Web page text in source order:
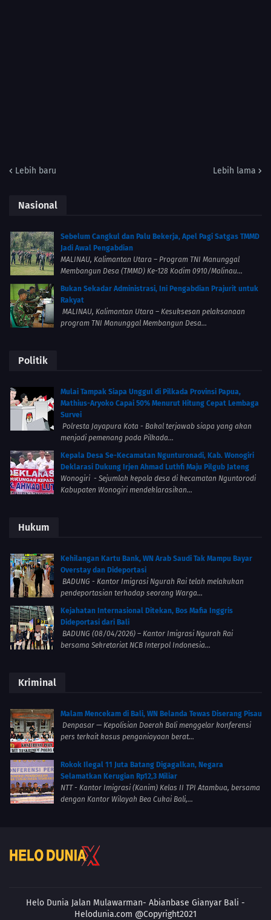
Lebih baru Lebih lama
Nasional
Sebelum Cangkul dan Palu Bekerja, Apel Pagi Satgas TMMD
Jadi Awal Pengabdian
MALINAU, Kalimantan Utara – Program TNI Manunggal
Membangun Desa (TMMD) Ke-128 Kodim 0910/Malinau...
Bukan Sekadar Administrasi, Ini Pengabdian Prajurit untuk
Rakyat
MALINAU, Kalimantan Utara – Kesuksesan pelaksanaan
program TNI Manunggal Membangun Desa...
Politik
Mulai Tampak Siapa Unggul di Pilkada Provinsi Papua,
Mathius-Aryoko Capai 50% Menurut Hitung Cepat Lembaga
Survei
Polresta Jayapura Kota - Bakal terjawab siapa yang akan
menjadi pemenang pada Pilkada...
Kepala Desa Se-Kecamatan Ngunturonadi, Kab. Wonogiri
Deklarasi Dukung Irjen Ahmad Luthfi Maju Pilgub Jateng
Wonogiri - Sejumlah kepala desa di kecamatan Nguntorodi
Kabupaten Wonogiri mendeklarasikan...
Hukum
Kehilangan Kartu Bank, WN Arab Saudi Tak Mampu Bayar
Overstay dan Dideportasi
BADUNG - Kantor Imigrasi Ngurah Rai telah melakukan
pendeportasian terhadap seorang Warga...
Kejahatan Internasional Ditekan, Bos Mafia Inggris
Dideportasi dari Bali
BADUNG (08/04/2026) – Kantor Imigrasi Ngurah Rai
bersama Sekretariat NCB Interpol Indonesia...
Kriminal
Malam Mencekam di Bali, WN Belanda Tewas Diserang Pisau
Denpasar — Kepolisian Daerah Bali menggelar konferensi
pers terkait kasus penganiayaan berat...
Rokok Ilegal 11 Juta Batang Digagalkan, Negara
Selamatkan Kerugian Rp12,3 Miliar
NTT - Kantor Imigrasi (Kanim) Kelas II TPI Atambua, bersama
dengan Kantor Wilayah Bea Cukai Bali,...
Helo Dunia Jalan Mulawarman- Abianbase Gianyar Bali -
Helodunia.com @Copyright2021